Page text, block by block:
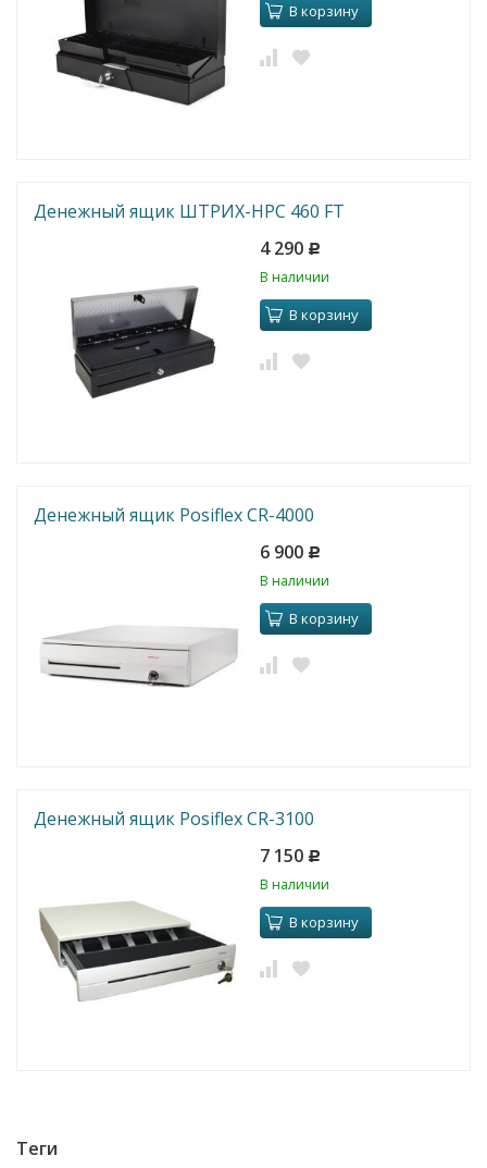
В корзину
Денежный ящик ШТРИХ-HPC 460 FT
4 290 Р
В наличии
В корзину
Денежный ящик Posiflex CR-4000
6 900 Р
В наличии
В корзину
Денежный ящик Posiflex CR-3100
7 150 Р
В наличии
В корзину
Теги